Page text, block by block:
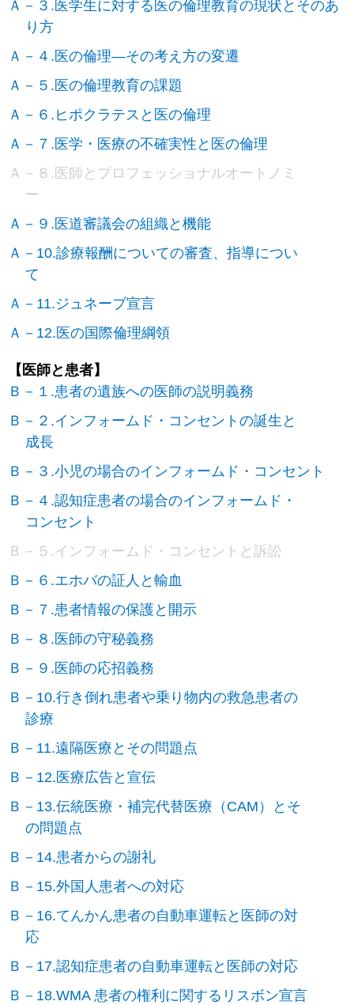
Ａ－３.医学生に対する医の倫理教育の現状とそのあ
り方
Ａ－４.医の倫理―その考え方の変遷
Ａ－５.医の倫理教育の課題
Ａ－６.ヒポクラテスと医の倫理
Ａ－７.医学・医療の不確実性と医の倫理
Ａ－８.医師とプロフェッショナルオートノミ
ー
Ａ－９.医道審議会の組織と機能
Ａ－10.診療報酬についての審査、指導につい
て
Ａ－11.ジュネーブ宣言
Ａ－12.医の国際倫理綱領
【医師と患者】
Ｂ－１.患者の遺族への医師の説明義務
Ｂ－２.インフォームド・コンセントの誕生と
成長
Ｂ－３.小児の場合のインフォームド・コンセント
Ｂ－４.認知症患者の場合のインフォームド・
コンセント
Ｂ－５.インフォームド・コンセントと訴訟
Ｂ－６.エホバの証人と輸血
Ｂ－７.患者情報の保護と開示
Ｂ－８.医師の守秘義務
Ｂ－９.医師の応招義務
Ｂ－10.行き倒れ患者や乗り物内の救急患者の
診療
Ｂ－11.遠隔医療とその問題点
Ｂ－12.医療広告と宣伝
Ｂ－13.伝統医療・補完代替医療（CAM）とそ
の問題点
Ｂ－14.患者からの謝礼
Ｂ－15.外国人患者への対応
Ｂ－16.てんかん患者の自動車運転と医師の対
応
Ｂ－17.認知症患者の自動車運転と医師の対応
Ｂ－18.WMA 患者の権利に関するリスボン宣言